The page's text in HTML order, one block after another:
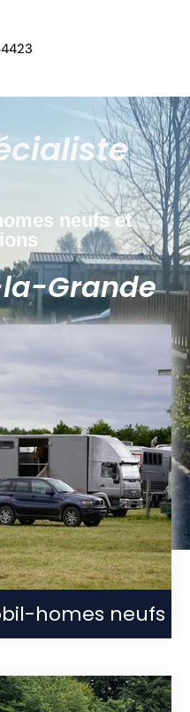
neufs et
Grande
homes neufs